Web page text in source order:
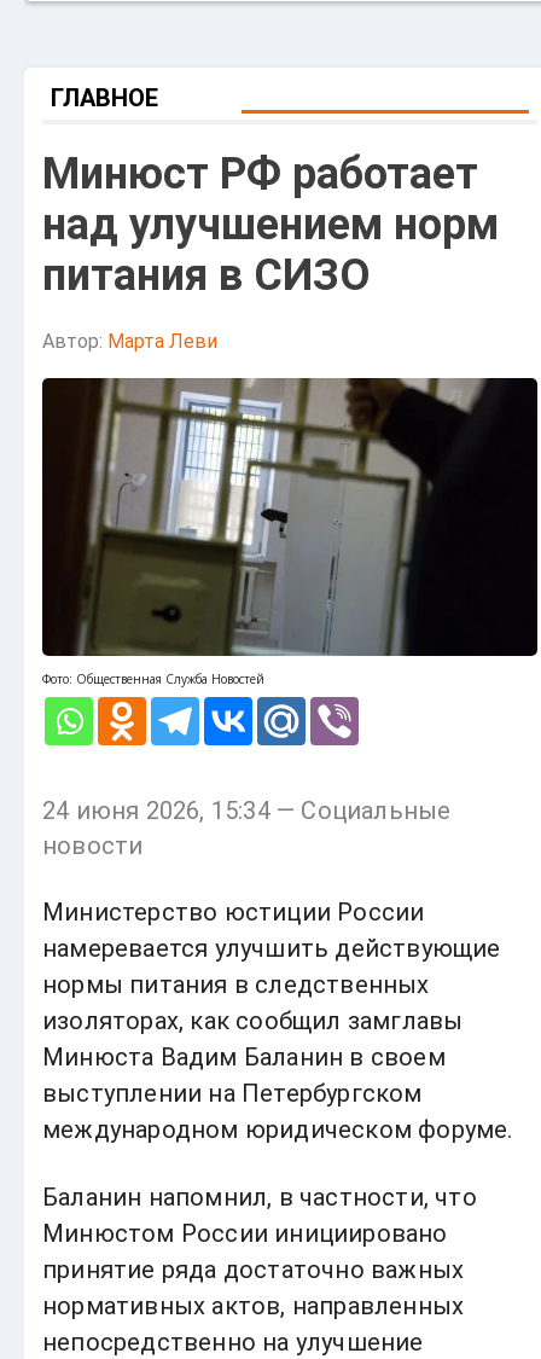
ГЛАВНОЕ
Минюст РФ работает
над улучшением норм
питания в СИЗО
Автор: Марта Леви
Фото: Общественная Служба Новостей
24 июня 2026, 15:34 — Социальные
новости
Министерство юстиции России
намеревается улучшить действующие
нормы питания в следственных
изоляторах, как сообщил замглавы
Минюста Вадим Баланин в своем
выступлении на Петербургском
международном юридическом форуме.
Баланин напомнил, в частности, что
Минюстом России инициировано
принятие ряда достаточно важных
нормативных актов, направленных
непосредственно на улучшение